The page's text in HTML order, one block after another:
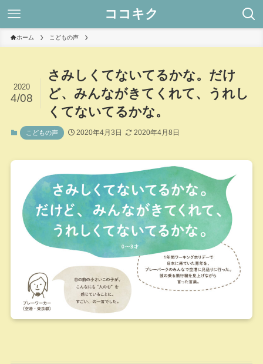
ココキク
ホーム こどもの声
さみしくてないてるかな。だけ
ど、みんながきてくれて、うれし
くてないてるかな。
2020
4/08
こどもの声 2020年4月3日 2020年4月8日